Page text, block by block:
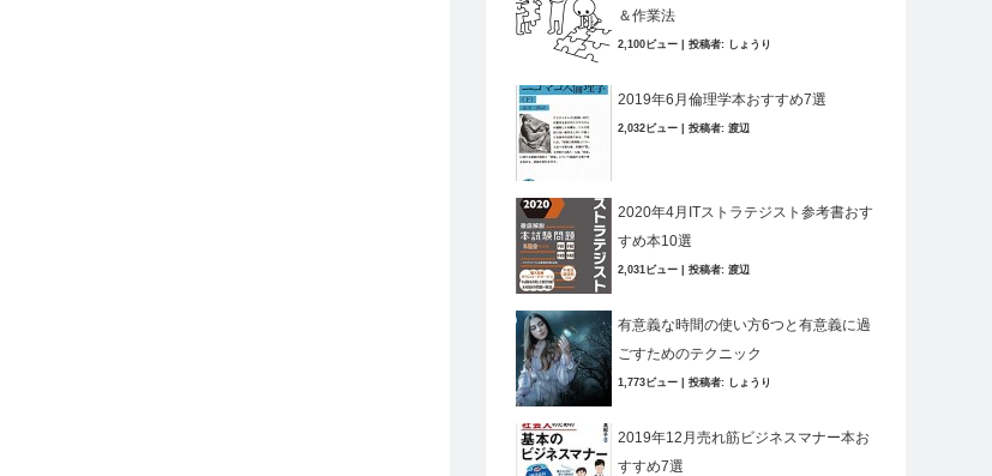
＆作業法
2,100ビュー 投稿者: しょうり
2019年6月倫理学本おすすめ7選
2,032ビュー 投稿者: 渡辺
2020年4月ITストラテジスト参考書おす
すめ本10選
2,031ビュー 投稿者: 渡辺
有意義な時間の使い方6つと有意義に過
ごすためのテクニック
1,773ビュー 投稿者: しょうり
2019年12月売れ筋ビジネスマナー本お
すすめ7選